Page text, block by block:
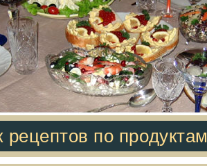
рецептов по продуктам